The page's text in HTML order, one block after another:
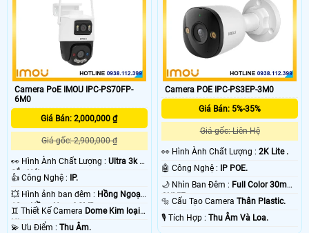
Camera PoE IMOU IPC-PS70FP-
6M0
Giá Bán: 2,000,000 ₫
Giá gốc: 2,900,000 ₫
️👀 Hình Ành Chất Lượng : Ultra 3k +
Sắc Nét .
👍 Công Nghệ : IP.
💥 Hình ảnh ban đêm : Hồng Ngoại
10m Hồng Ngoại SMD.
♊ Thiết Kế Camera Dome Kim loại +
Nhựa.
️💫 Ưu Điểm : Thu Âm.
Camera POE IPC-PS3EP-3M0
Giá Bán: 5%-35%
Giá gốc: Liên Hệ
️👀 Hình Ành Chất Lượng :2K Lite .
🤖️ Công Nghệ : IP POE.
🌙 Nhìn Ban Đêm : Full Color 30m
ONVIF.
🔩 Cấu Tạo CameraThân Plastic.
️🎙 Tích Hợp :Thu Âm Và Loa.